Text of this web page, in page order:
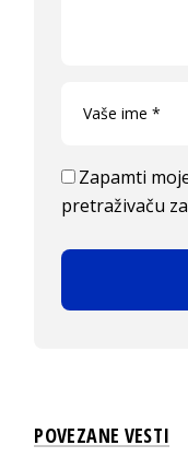
Zapamti
pretraživaču
POVEZANE VESTI